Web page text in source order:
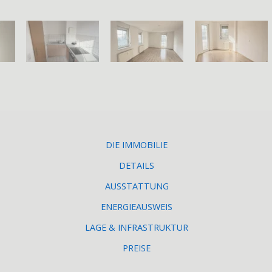
DIE IMMOBILIE
DETAILS
AUSSTATTUNG
ENERGIEAUSWEIS
LAGE & INFRASTRUKTUR
PREISE